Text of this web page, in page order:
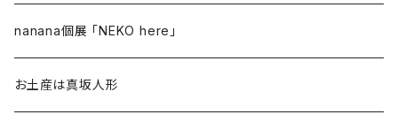
nanana個展 「NEKO here」
お土産は真坂人形